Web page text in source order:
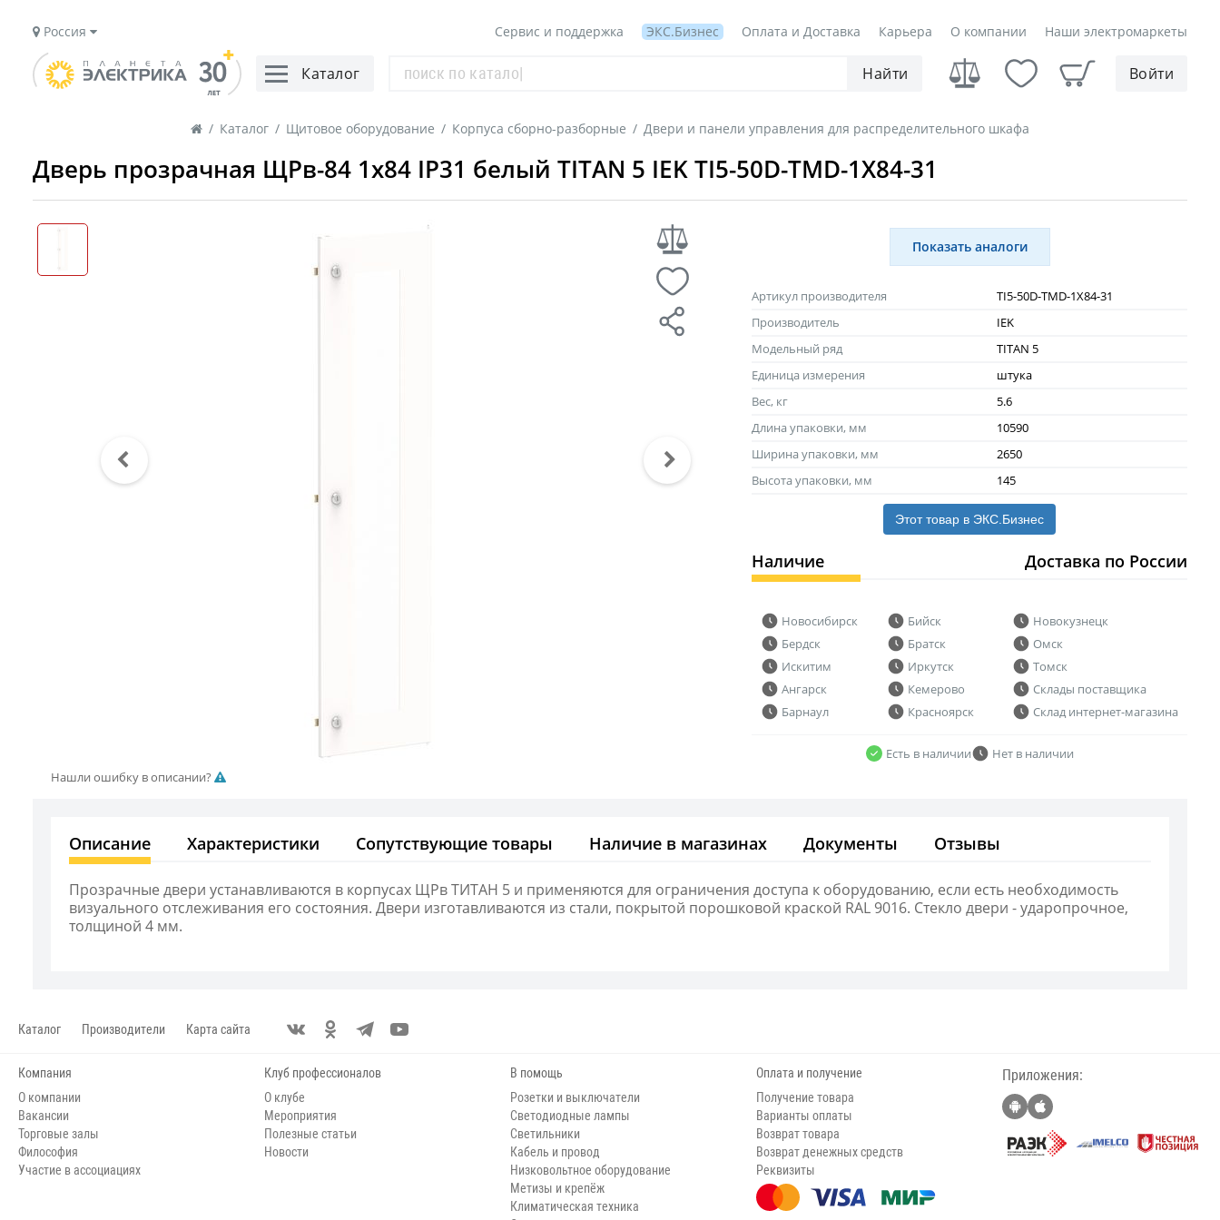
Россия Сервис и поддержка ЭКС.Бизнес Оплата и Доставка Карьера О компании Наши электромаркеты
Каталог Найти Войти
/ Каталог / Щитовое оборудование / Корпуса сборно-разборные / Двери и панели управления для распределительного шкафа
Дверь прозрачная ЩРв-84 1х84 IP31 белый TITAN 5 IEK TI5-50D-TMD-1X84-31
Показать аналоги
Артикул производителя
TI5-50D-TMD-1X84-31
Производитель
IEK
Модельный ряд
TITAN 5
Единица измерения
штука
Вес, кг
5.6
Длина упаковки, мм
10590
Ширина упаковки, мм
2650
Высота упаковки, мм
145
Этот товар в ЭКС.Бизнес
Наличие Доставка по России
Новосибирск
Бердск
Искитим
Ангарск
Барнаул
Бийск
Братск
Иркутск
Кемерово
Красноярск
Новокузнецк
Омск
Томск
Склады поставщика
Склад интернет-магазина
Есть в наличии
Нет в наличии
Нашли ошибку в описании?
Описание Характеристики Сопутствующие товары Наличие в магазинах Документы Отзывы
Прозрачные двери устанавливаются в корпусах ЩРв ТИТАН 5 и применяются для ограничения доступа к оборудованию, если есть необходимость
визуального отслеживания его состояния. Двери изготавливаются из стали, покрытой порошковой краской RAL 9016. Стекло двери - ударопрочное,
толщиной 4 мм.
Каталог Производители Карта сайта
Компания
О компании
Вакансии
Торговые залы
Философия
Участие в ассоциациях
Клуб профессионалов
О клубе
Мероприятия
Полезные статьи
Новости
В помощь
Розетки и выключатели
Светодиодные лампы
Светильники
Кабель и провод
Низковольтное оборудование
Метизы и крепёж
Климатическая техника
Оплата и получение
Получение товара
Варианты оплаты
Возврат товара
Возврат денежных средств
Реквизиты
Приложения: